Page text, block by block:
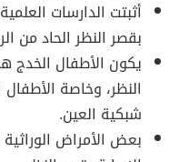
أثبتت الدارسات
بقصر النظر الحاد من
يكون الأطفال الخدج
النظر، وخاصة
شبكية العين.
بعض الأمراض